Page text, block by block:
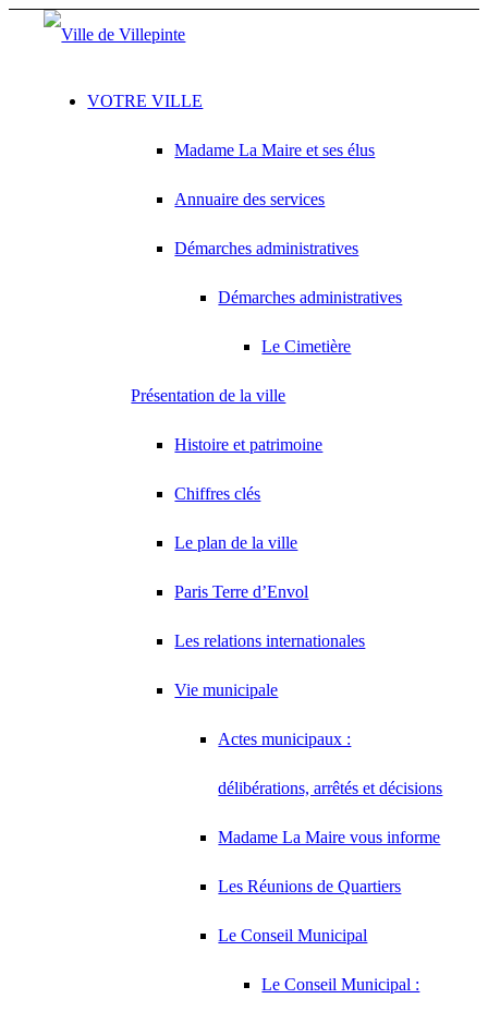
VOTRE VILLE
Madame La Maire et ses élus
Annuaire des services
Démarches administratives
Démarches administratives
Le Cimetière
Présentation de la ville
Histoire et patrimoine
Chiffres clés
Le plan de la ville
Paris Terre d’Envol
Les relations internationales
Vie municipale
Actes municipaux :
délibérations, arrêtés et décisions
Madame La Maire vous informe
Les Réunions de Quartiers
Le Conseil Municipal
Le Conseil Municipal :